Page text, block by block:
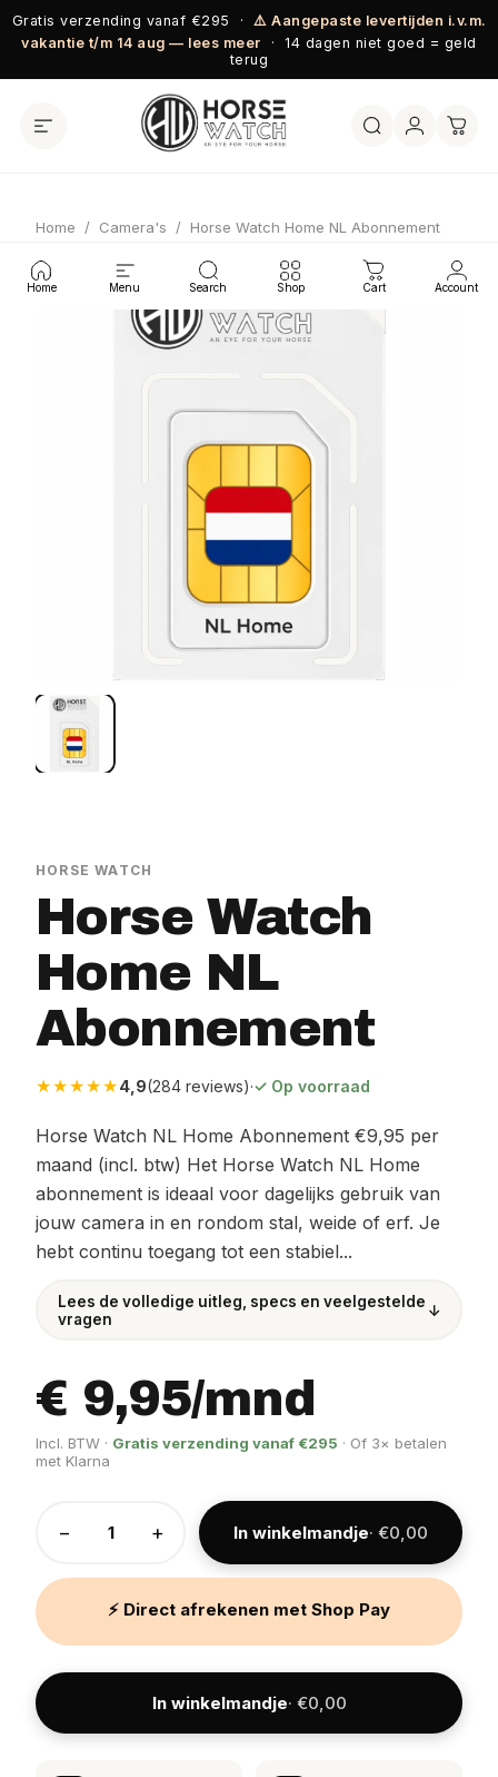
Ga naar inhoud
Gratis verzending vanaf €295 · ⚠️ Aangepaste levertijden i.v.m.
vakantie t/m 14 aug — lees meer · 14 dagen niet goed = geld
terug
Home Menu Search Shop Cart Account
Home / Camera's / Horse Watch Home NL Abonnement
HORSE WATCH
Horse Watch
Home NL
Abonnement
★★★★★4,9(284 reviews)·✓ Op voorraad
Horse Watch NL Home Abonnement €9,95 per
maand (incl. btw) Het Horse Watch NL Home
abonnement is ideaal voor dagelijks gebruik van
jouw camera in en rondom stal, weide of erf. Je
hebt continu toegang tot een stabiel...
Lees de volledige uitleg, specs en veelgestelde
vragen
↓
€ 9,95/mnd
Incl. BTW · Gratis verzending vanaf €295 · Of 3× betalen
met Klarna
− + In winkelmandje· €0,00
⚡ Direct afrekenen met Shop Pay
In winkelmandje· €0,00